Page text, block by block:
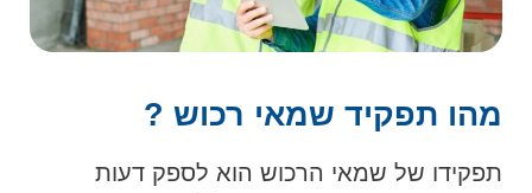
מהו תפקיד שמאי רכוש ?
תפקידו של שמאי הרכוש הוא לספק דעות